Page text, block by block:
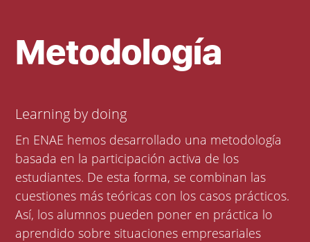
Metodología
Learning by doing
En ENAE hemos desarrollado una metodología
basada en la participación activa de los
estudiantes. De esta forma, se combinan las
cuestiones más teóricas con los casos prácticos.
Así, los alumnos pueden poner en práctica lo
aprendido sobre situaciones empresariales